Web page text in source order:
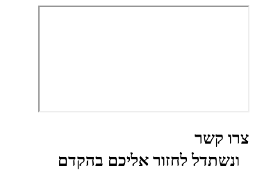
צרו קשר
ונשתדל לחזור אליכם בהקדם